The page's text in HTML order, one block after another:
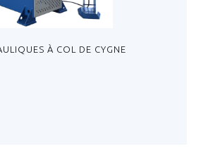
À COL DE CYGNE